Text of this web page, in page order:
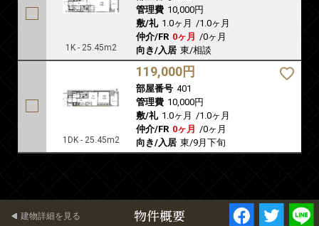
1K - 25.45m2
管理費 10,000円
敷/礼 1.0ヶ月 /1.0ヶ月
仲介/FR 0ヶ月 /0ヶ月
向き/入居 東/相談
1DK - 25.45m2
119,000円
部屋番号 401
管理費 10,000円
敷/礼 1.0ヶ月 /1.0ヶ月
仲介/FR 0ヶ月 /0ヶ月
向き/入居 東/9月下旬
物件概要
建物詳細を見る